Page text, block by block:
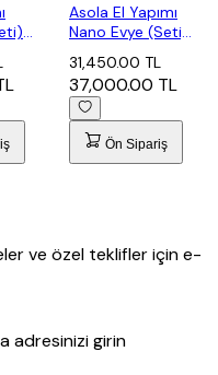
Asola El Yapımı
Nano Evye (Seti)
31,450.00 TL
37,000.00 TL
Ön Sipariş
ve özel teklifler için e-
adresinizi girin